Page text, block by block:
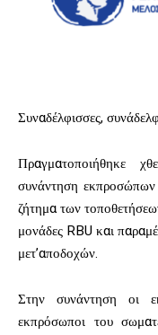
Συναδέλφισσες,
Πραγματοποιήθηκε
συνάντηση
ζήτημα των
μονάδες RBU και
μετ’αποδοχών.
Στην συνάντηση οι
εκπρόσωποι του